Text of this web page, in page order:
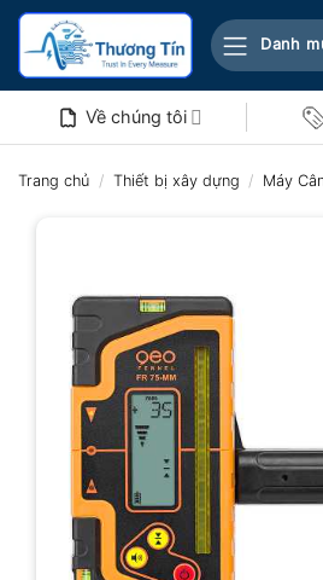
Bỏ
nội
Danh
Về chúng tôi
Trang chủ / Thiết bị xây dựng / Máy